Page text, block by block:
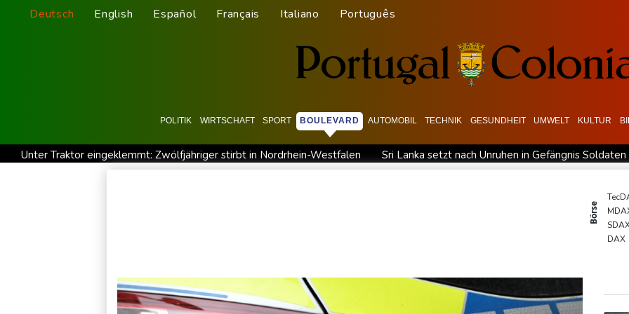
Deutsch English Español Français Italiano Português
POLITIK WIRTSCHAFT SPORT BOULEVARD AUTOMOBIL TECHNIK GESUNDHEIT UMWELT KULTUR
Unter Traktor eingeklemmt: Zwölfjähriger stirbt in Nordrhein-Westfalen
Sri Lanka setzt nach Unruhen in Gefängnis Soldaten
Deutschlands Exporte im Juni leicht gestiegen
Argentinien: Polizei geht mitBörse
DAX